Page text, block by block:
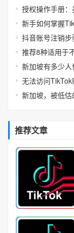
授权操作手册
新手如何掌握
抖音账号注销
推荐8种适用于
新加坡有多少人
无法访问
新加坡，被低
推荐文章